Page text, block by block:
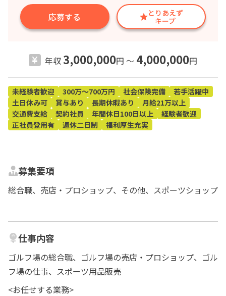
応募する
とりあえず
キープ
年収3,000,000円 〜 4,000,000円
未経験者歓迎 300万～700万円 社会保険完備
若手活躍中
土日休み可
賞与あり 長期休暇あり
月給21万以上
交通費支給
契約社員 年間休日100日以上
経験者歓迎
正社員登用有
週休二日制 福利厚生充実
募集要項
総合職、売店・プロショップ、その他、スポーツショップ
仕事内容
ゴルフ場の総合職、ゴルフ場の売店・プロショップ、ゴル
フ場の仕事、スポーツ用品販売
<お任せする業務>